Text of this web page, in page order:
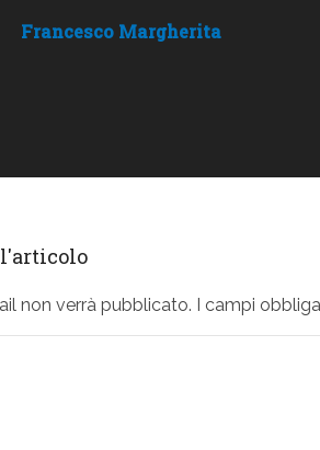
Francesco Margherita
non verrà pubblicato. I campi